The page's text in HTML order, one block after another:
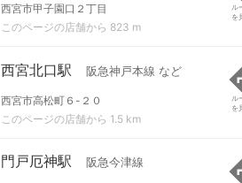
西宮市甲子園口２丁目
このページの店舗から 823 m
ル
を
西宮北口駅 阪急神戸本線 など
西宮市高松町６-２０
このページの店舗から 1.5 km
ル
を
門戸厄神駅 阪急今津線